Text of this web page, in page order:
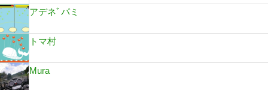
アデネﾞパミ
トマ村
Mura